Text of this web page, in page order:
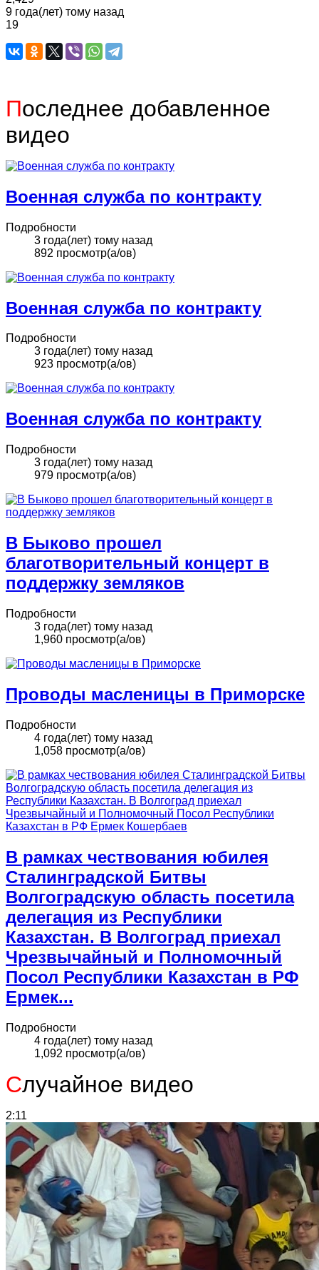
9 года(лет) тому назад
19
Последнее добавленное
видео
Военная служба по контракту
Подробности
3 года(лет) тому назад
892 просмотр(а/ов)
Военная служба по контракту
Подробности
3 года(лет) тому назад
923 просмотр(а/ов)
Военная служба по контракту
Подробности
3 года(лет) тому назад
979 просмотр(а/ов)
В Быково прошел
благотворительный концерт в
поддержку земляков
Подробности
3 года(лет) тому назад
1,960 просмотр(а/ов)
Проводы масленицы в Приморске
Подробности
4 года(лет) тому назад
1,058 просмотр(а/ов)
В рамках чествования юбилея
Сталинградской Битвы
Волгоградскую область посетила
делегация из Республики
Казахстан. В Волгоград приехал
Чрезвычайный и Полномочный
Посол Республики Казахстан в РФ
Ермек...
Подробности
4 года(лет) тому назад
1,092 просмотр(а/ов)
Случайное видео
2:11